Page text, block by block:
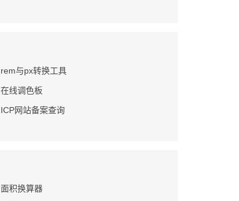
rem与px转换工具
在线调色板
ICP网站备案查询
面积换算器